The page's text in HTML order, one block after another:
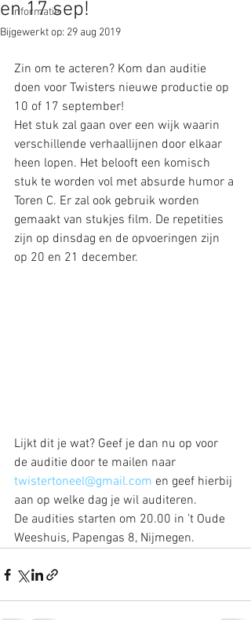
Informatie
en 17 sep!
Bijgewerkt op: 29 aug 2019
Zin om te acteren? Kom dan auditie
doen voor Twisters nieuwe productie op
10 of 17 september!
Het stuk zal gaan over een wijk waarin
verschillende verhaallijnen door elkaar
heen lopen. Het belooft een komisch
stuk te worden vol met absurde humor a
Toren C. Er zal ook gebruik worden
gemaakt van stukjes film. De repetities
zijn op dinsdag en de opvoeringen zijn
op 20 en 21 december.
Lijkt dit je wat? Geef je dan nu op voor
de auditie door te mailen naar
twistertoneel@gmail.com en geef hierbij
aan op welke dag je wil auditeren.
De audities starten om 20.00 in ’t Oude
Weeshuis, Papengas 8, Nijmegen.